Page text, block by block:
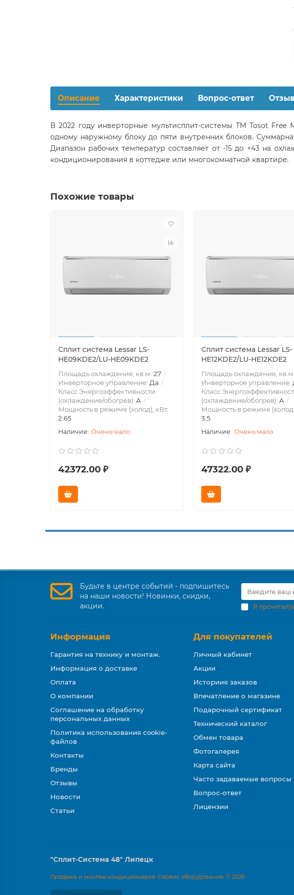
Описание Характеристики Вопрос-ответ
В 2022 году инверторные мультисплит-системы ТМ Tosot
одному наружному блоку до пяти внутренних блоков.
Диапазон рабочих температур составляет от -15 до +43 на
кондиционирования в коттедже или многокомнатной квартире.
Похожие товары
Сплит система Lessar LS-
HE09KDE2/LU-HE09KDE2
Площадь охлаждения, кв.м: 27
Инверторное управление: Да
Класс Энергоэффективности
(охлаждение/обогрев): A
Мощность в режиме (холод), кВт:
2.65
Очень мало
42372.00 ₽
Сплит система Lessar LS-
HE12KDE2/LU-HE12KDE2
Площадь охлаждения, кв.м:
Инверторное управление:
Класс
(охлаждение/обогрев): A
Мощность в режиме
3.5
Очень мало
47322.00 ₽
Будьте в центре событий - подпишитесь
на наши новости! Новинки, скидки,
акции.
Я
Информация
Гарантия на технику и монтаж.
Информация о доставке
Оплата
О компании
Соглашение на обработку
персональных данных
Политика использования cookie-
файлов
Контакты
Бренды
Отзывы
Новости
Статьи
Для покупателей
Личный кабинет
Акции
Историия заказов
Впечатление о магазине
Подарочный сертификат
Технический каталог
Обмен товара
Фотогалерея
Карта сайта
Часто задаваемые вопросы
Вопрос-ответ
Лицензии
"Сплит-Система 48" Липецк
Продажа и монтаж кондиционеров. Сервис оборудования. © 2026